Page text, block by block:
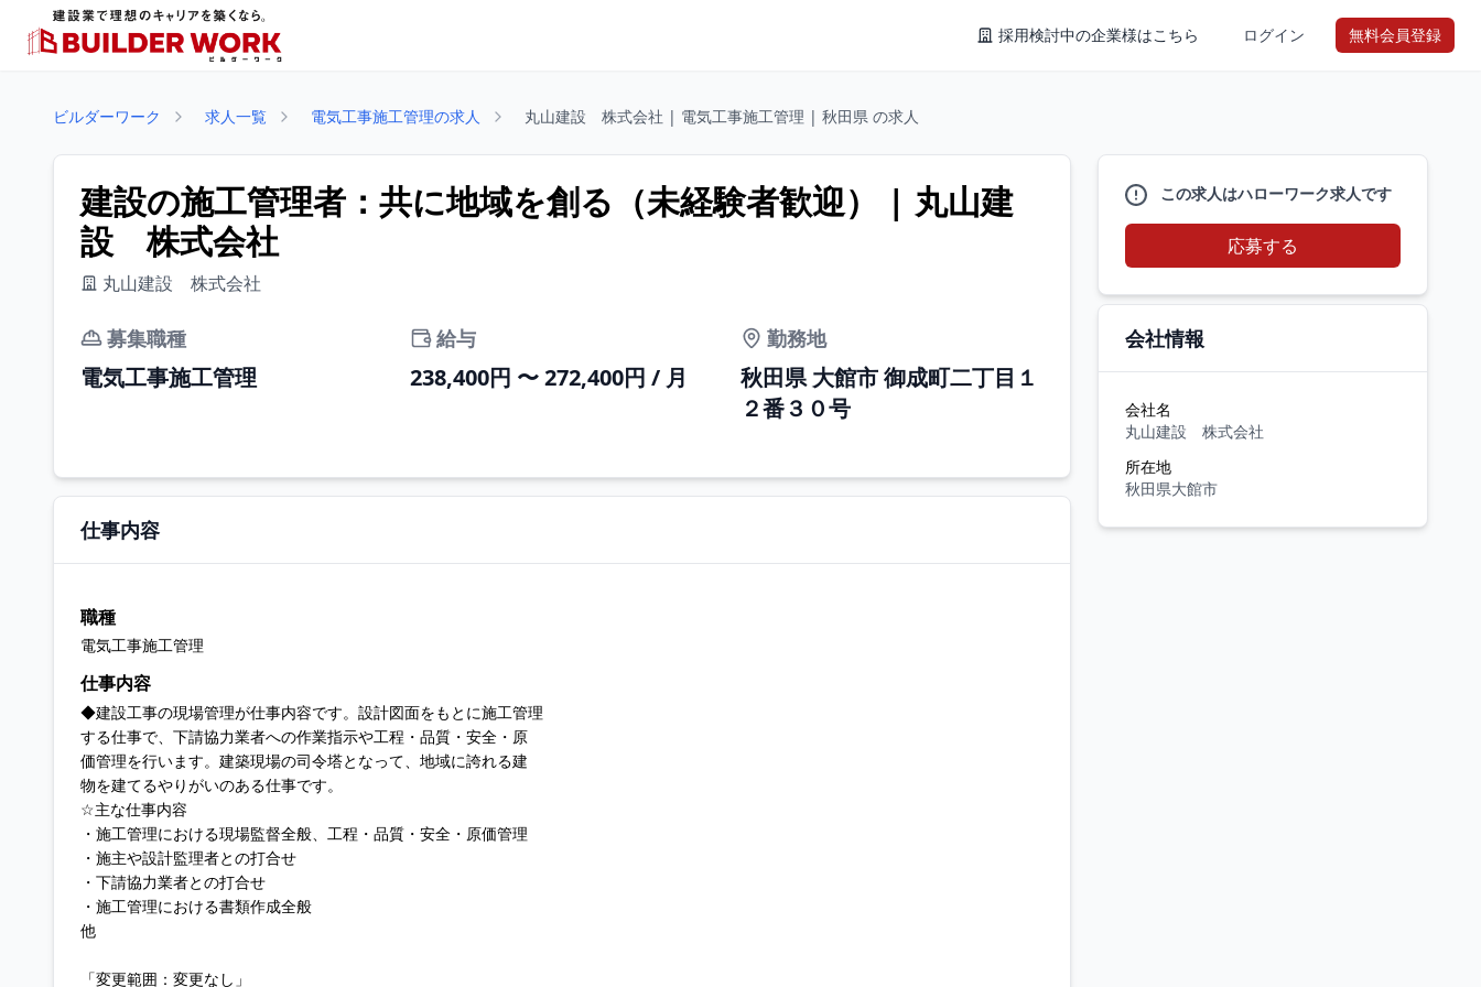
採用検討中の企業様はこちら ログイン 無料会員登録
ビルダーワーク 求人一覧 電気工事施工管理の求人 丸山建設 株式会社 | 電気工事施工管理 | 秋田県 の求人
建設の施工管理者：共に地域を創る（未経験者歓迎） | 丸山建
設 株式会社
丸山建設 株式会社
募集職種
電気工事施工管理
給与
238,400円 〜 272,400円 / 月
勤務地
秋田県 大館市 御成町二丁目１
２番３０号
仕事内容
職種
電気工事施工管理
仕事内容
◆建設工事の現場管理が仕事内容です。設計図面をもとに施工管理
する仕事で、下請協力業者への作業指示や工程・品質・安全・原
価管理を行います。建築現場の司令塔となって、地域に誇れる建
物を建てるやりがいのある仕事です。
☆主な仕事内容
・施工管理における現場監督全般、工程・品質・安全・原価管理
・施主や設計監理者との打合せ
・下請協力業者との打合せ
・施工管理における書類作成全般
他
「変更範囲：変更なし」
この求人はハローワーク求人です
応募する
会社情報
会社名
丸山建設 株式会社
所在地
秋田県大館市